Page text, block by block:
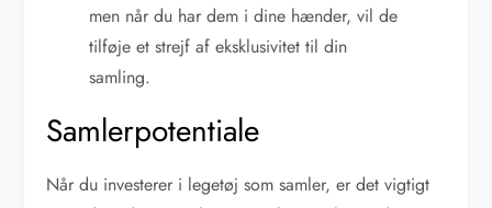
men når du har dem i dine hænder, vil de
tilføje et strejf af eksklusivitet til din
samling.
Samlerpotentiale
Når du investerer i legetøj som samler, er det vigtigt